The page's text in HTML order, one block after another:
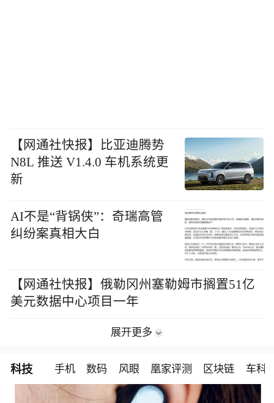
【网通社快报】比亚迪腾势
N8L 推送 V1.4.0 车机系统更
新
AI不是“背锅侠”：奇瑞高管
纠纷案真相大白
【网通社快报】俄勒冈州塞勒姆市搁置51亿
美元数据中心项目一年
展开更多
科技 手机 数码 风眼 凰家评测 区块链 车科